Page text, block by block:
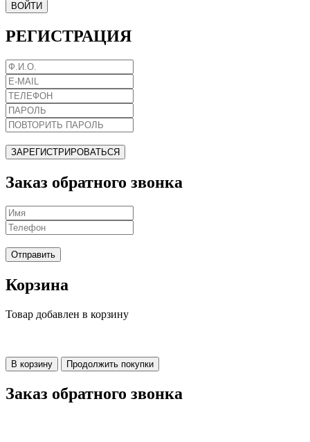
ВОЙТИ
РЕГИСТРАЦИЯ
ЗАРЕГИСТРИРОВАТЬСЯ
Заказ обратного звонка
Отправить
Корзина
Товар добавлен в корзину
В корзину Продолжить покупки
Заказ обратного звонка